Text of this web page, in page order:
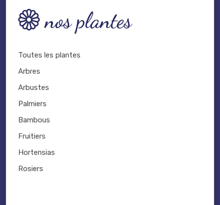
nos plantes
Toutes les plantes
Arbres
Arbustes
Palmiers
Bambous
Fruitiers
Hortensias
Rosiers